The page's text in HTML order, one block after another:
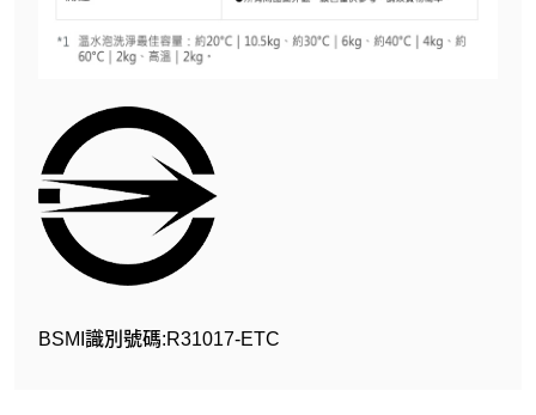
BSMI識別號碼:R31017-ETC